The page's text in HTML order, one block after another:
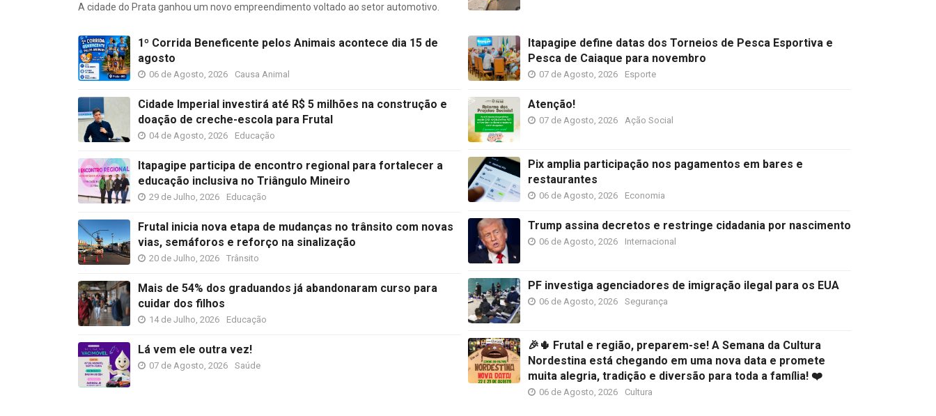
A cidade do Prata ganhou um novo empreendimento voltado ao setor automotivo.
1º Corrida Beneficente pelos Animais acontece dia 15 de
agosto
06 de Agosto, 2026 Causa Animal
Cidade Imperial investirá até R$ 5 milhões na construção e
doação de creche-escola para Frutal
04 de Agosto, 2026 Educação
Itapagipe participa de encontro regional para fortalecer a
educação inclusiva no Triângulo Mineiro
29 de Julho, 2026 Educação
Frutal inicia nova etapa de mudanças no trânsito com novas
vias, semáforos e reforço na sinalização
20 de Julho, 2026 Trânsito
Mais de 54% dos graduandos já abandonaram curso para
cuidar dos filhos
14 de Julho, 2026 Educação
Lá vem ele outra vez!
07 de Agosto, 2026 Saúde
Itapagipe define datas dos Torneios de Pesca Esportiva e
Pesca de Caiaque para novembro
07 de Agosto, 2026 Esporte
Atenção!
07 de Agosto, 2026 Ação Social
Pix amplia participação nos pagamentos em bares e
restaurantes
06 de Agosto, 2026 Economia
Trump assina decretos e restringe cidadania por nascimento
06 de Agosto, 2026 Internacional
PF investiga agenciadores de imigração ilegal para os EUA
06 de Agosto, 2026 Segurança
🎉🌵 Frutal e região, preparem-se! A Semana da Cultura
Nordestina está chegando em uma nova data e promete
muita alegria, tradição e diversão para toda a família! ❤️
06 de Agosto, 2026 Cultura